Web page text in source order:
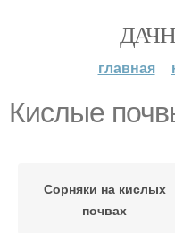
главная
Кислые
Сорняки на кислых
почвах